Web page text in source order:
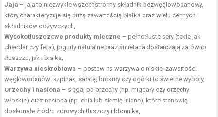
Jaja – jaja to niezwykle wszechstronny składnik bezwęglowodanowy,
który charakteryzuje się dużą zawartością białka oraz wielu cennych
składników odżywczych,
Wysokotłuszczowe produkty mleczne – pełnotłuste sery (takie jak
cheddar czy feta), jogurty naturalne oraz śmietana dostarczają zarówno
tłuszczu, jak i białka,
Warzywa nieskrobiowe – postaw na warzywa o niskiej zawartości
węglowodanów: szpinak, sałatę, brokuły czy ogórki to świetne wybory,
Orzechy i nasiona – sięgaj po orzechy (np. migdały czy orzechy
włoskie) oraz nasiona (np. chia lub siemię lniane), które stanowią
doskonałe źródło zdrowych tłuszczy i błonnika,